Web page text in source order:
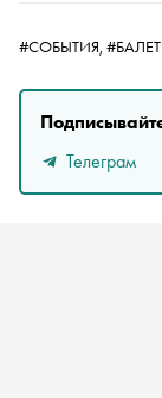
#СОБЫТИЯ, #БАЛЕТ
Телеграм